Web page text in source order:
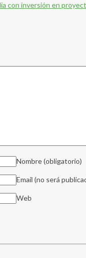
con inversión en
Nombre(obligatorio)
Email (no será
Web